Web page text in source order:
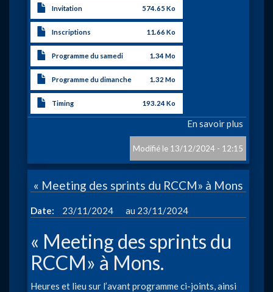
Invitation 574.65 Ko
Inscriptions 11.66 Ko
Programme du samedi 1.34 Mo
Programme du dimanche 1.32 Mo
Timing 193.24 Ko
En savoir plus
Jeunes
13/12/2024 - 12:15
« Meeting des sprints du RCCM» à Mons
Date 23/11/2024 à
23/11/2024
« Meeting des sprints du
RCCM» à Mons.
Heures et lieu sur l’avant programme ci-joints, ainsi